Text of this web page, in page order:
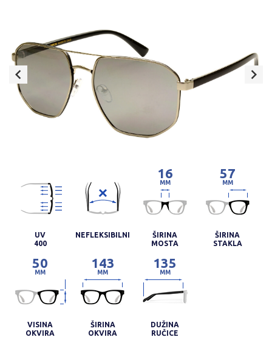
UV
400
NEFLEKSIBILNI
16
MM
ŠIRINA
MOSTA
57
MM
ŠIRINA
STAKLA
50
MM
VISINA
OKVIRA
143
MM
ŠIRINA
OKVIRA
135
MM
DUŽINA
RUČICE